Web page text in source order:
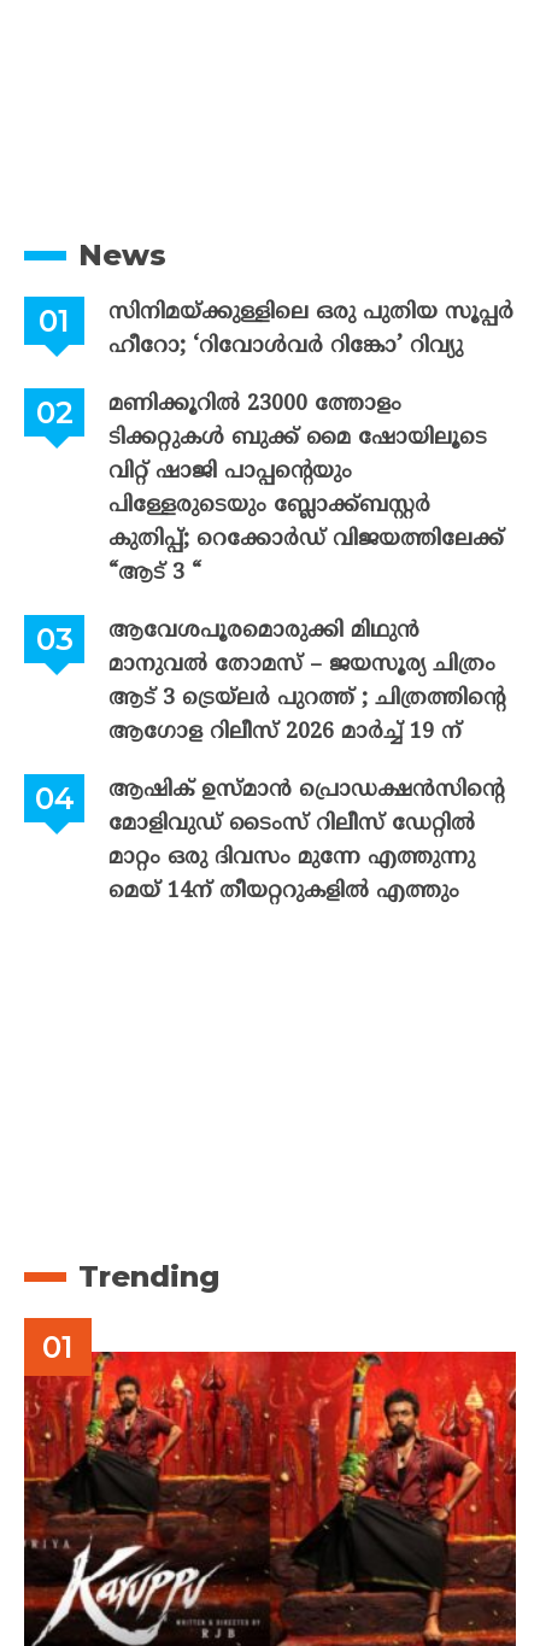
News
സിനിമയ്ക്കുള്ളിലെ ഒരു പുതിയ സൂപ്പർ
ഹീറോ; ‘റിവോൾവർ റിങ്കോ’ റിവ്യു
മണിക്കൂറിൽ 23000 ത്തോളം
ടിക്കറ്റുകൾ ബുക്ക് മൈ ഷോയിലൂടെ
വിറ്റ് ഷാജി പാപ്പന്റെയും
പിള്ളേരുടെയും ബ്ലോക്ക്ബസ്റ്റർ
കുതിപ്പ്; റെക്കോർഡ് വിജയത്തിലേക്ക്
“ആട് 3 “
ആവേശപൂരമൊരുക്കി മിഥുൻ
മാനുവൽ തോമസ് – ജയസൂര്യ ചിത്രം
ആട് 3 ട്രെയ്‌ലർ പുറത്ത് ; ചിത്രത്തിന്റെ
ആഗോള റിലീസ് 2026 മാർച്ച് 19 ന്
ആഷിക് ഉസ്മാൻ പ്രൊഡക്ഷൻസിന്റെ
മോളിവുഡ് ടൈംസ് റിലീസ് ഡേറ്റിൽ
മാറ്റം ഒരു ദിവസം മുന്നേ എത്തുന്നു
മെയ് 14ന് തീയറ്ററുകളിൽ എത്തും
Trending